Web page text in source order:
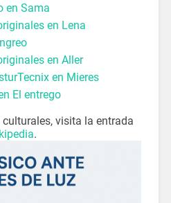
en Sama
en Lena
en Aller
en Mieres
El entrego
visita la entrada
.